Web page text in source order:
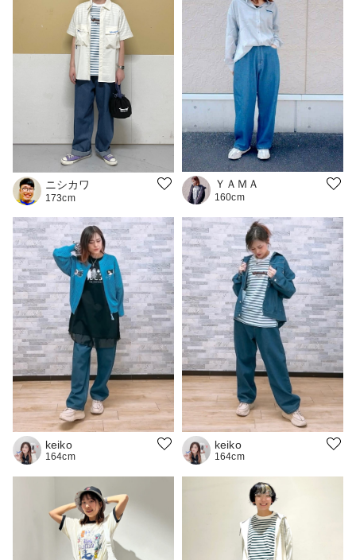
ニシカワ
173cm
ＹＡＭＡ
160cm
keiko
164cm
keiko
164cm